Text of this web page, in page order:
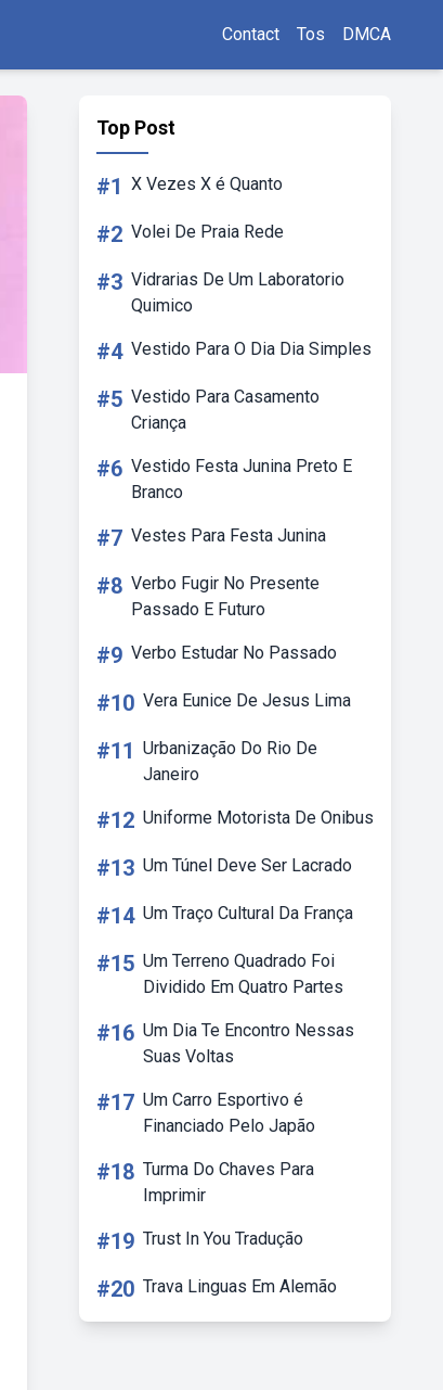
Contact Tos DMCA
Top Post
#1 X Vezes X é Quanto
#2 Volei De Praia Rede
#3 Vidrarias De Um Laboratorio
Quimico
#4 Vestido Para O Dia Dia Simples
#5 Vestido Para Casamento
Criança
#6 Vestido Festa Junina Preto E
Branco
#7 Vestes Para Festa Junina
#8 Verbo Fugir No Presente
Passado E Futuro
#9 Verbo Estudar No Passado
#10 Vera Eunice De Jesus Lima
#11 Urbanização Do Rio De
Janeiro
#12 Uniforme Motorista De Onibus
#13 Um Túnel Deve Ser Lacrado
#14 Um Traço Cultural Da França
#15 Um Terreno Quadrado Foi
Dividido Em Quatro Partes
#16 Um Dia Te Encontro Nessas
Suas Voltas
#17 Um Carro Esportivo é
Financiado Pelo Japão
#18 Turma Do Chaves Para
Imprimir
#19 Trust In You Tradução
#20 Trava Linguas Em Alemão